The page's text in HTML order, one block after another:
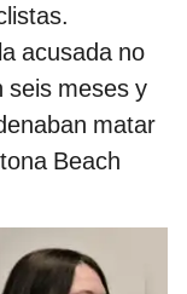
acusada no
seis meses y
matar
Beach